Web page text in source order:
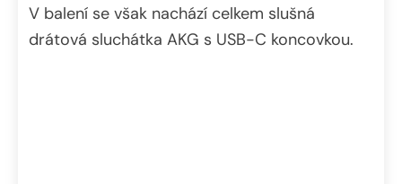
V balení se však nachází celkem slušná
drátová sluchátka AKG s USB-C koncovkou.